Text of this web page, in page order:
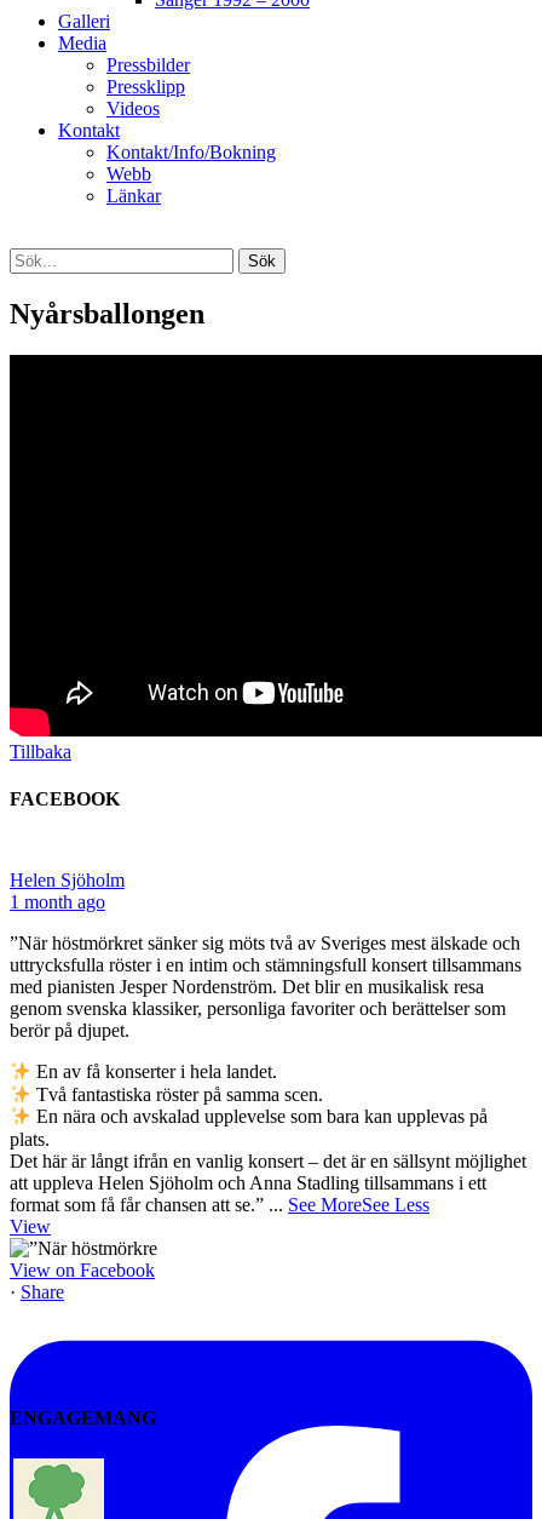
Galleri
Media
Pressbilder
Pressklipp
Videos
Kontakt
Kontakt/Info/Bokning
Webb
Länkar
Sök
efter:
[label]
Nyårsballongen
Tillbaka
FACEBOOK
Helen Sjöholm
1 month ago
”När höstmörkret sänker sig möts två av Sveriges mest älskade och
uttrycksfulla röster i en intim och stämningsfull konsert tillsammans
med pianisten Jesper Nordenström. Det blir en musikalisk resa
genom svenska klassiker, personliga favoriter och berättelser som
berör på djupet.
En av få konserter i hela landet.
Två fantastiska röster på samma scen.
En nära och avskalad upplevelse som bara kan upplevas på
plats.
Det här är långt ifrån en vanlig konsert – det är en sällsynt möjlighet
att uppleva Helen Sjöholm och Anna Stadling tillsammans i ett
format som få får chansen att se.” ... See MoreSee Less
View
View on Facebook
· Share
ENGAGEMANG